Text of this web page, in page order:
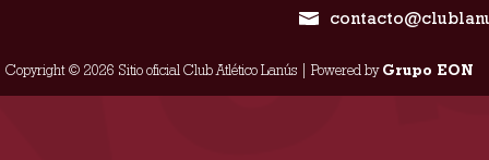
Copyright © 2026 Sitio oficial Club Atlético Lanús | Powered byGrupo EON